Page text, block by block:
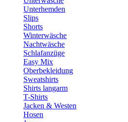
Unterhemden
Slips
Shorts
Winterwäsche
Nachtwäsche
Schlafanzüge
Easy Mix
Oberbekleidung
Sweatshirts
Shirts langarm
T-Shirts
Jacken & Westen
Hosen